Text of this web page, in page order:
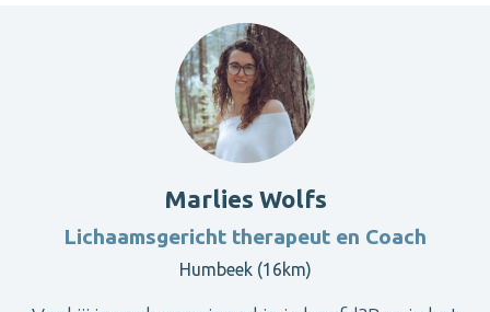
Marlies Wolfs
Lichaamsgericht therapeut en Coach
Humbeek (16km)